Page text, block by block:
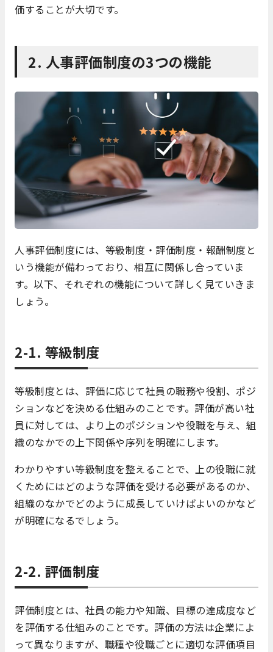
価することが大切です。
2. 人事評価制度の3つの機能
人事評価制度には、等級制度・評価制度・報酬制度と
いう機能が備わっており、相互に関係し合っていま
す。以下、それぞれの機能について詳しく見ていきま
しょう。
2-1. 等級制度
等級制度とは、評価に応じて社員の職務や役割、ポジ
ションなどを決める仕組みのことです。評価が高い社
員に対しては、より上のポジションや役職を与え、組
織のなかでの上下関係や序列を明確にします。
わかりやすい等級制度を整えることで、上の役職に就
くためにはどのような評価を受ける必要があるのか、
組織のなかでどのように成長していけばよいのかなど
が明確になるでしょう。
2-2. 評価制度
評価制度とは、社員の能力や知識、目標の達成度など
を評価する仕組みのことです。評価の方法は企業によ
って異なりますが、職種や役職ごとに適切な評価項目